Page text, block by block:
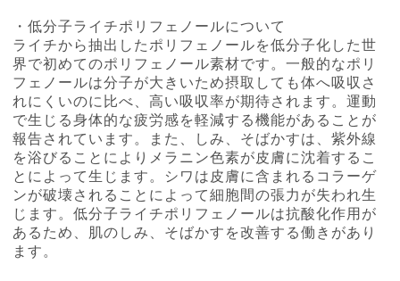
・低分子ライチポリフェノールについて
ライチから抽出したポリフェノールを低分⼦化した世
界で初めてのポリフェノール素材です。⼀般的なポリ
フェノールは分⼦が⼤きいため摂取しても体へ吸収さ
れにくいのに比べ、高い吸収率が期待されます。運動
で生じる身体的な疲労感を軽減する機能があることが
報告されています。また、しみ、そばかすは、紫外線
を浴びることによりメラニン色素が皮膚に沈着するこ
とによって生じます。シワは皮膚に含まれるコラーゲ
ンが破壊されることによって細胞間の張力が失われ生
じます。低分子ライチポリフェノールは抗酸化作用が
あるため、肌のしみ、そばかすを改善する働きがあり
ます。